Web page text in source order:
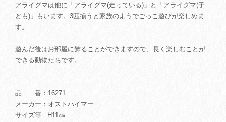
アライグマは他に「アライグマ(走っている)」と「アライグマ(子
ども)」もいます。3匹揃うと家族のようでごっこ遊びが楽しめま
す。
遊んだ後はお部屋に飾ることができますので、長く楽しむことが
できる動物たちです。
品 番：16271
メーカー：オストハイマー
サイズ等 : H11㎝